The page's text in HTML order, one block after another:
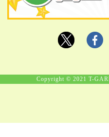
Copyright © 2021 T-